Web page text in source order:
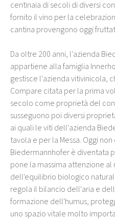
centinaia di secoli di diversi
fornito il vino per la
cantina provengono oggi
Da oltre 200 anni, l'azienda
appartiene alla famiglia
gestisce l'azienda vitivinicola,
Compare citata per la prima
secolo come proprietà del
susseguono poi diversi
ai quali le viti dell'azienda
tavola e per la Messa. Oggi
Biedermannhofer è diventata
pone la massima attenzione
dell'equilibrio biologico
regola il bilancio dell'aria e
formazione dell'humus,
uno spazio vitale molto